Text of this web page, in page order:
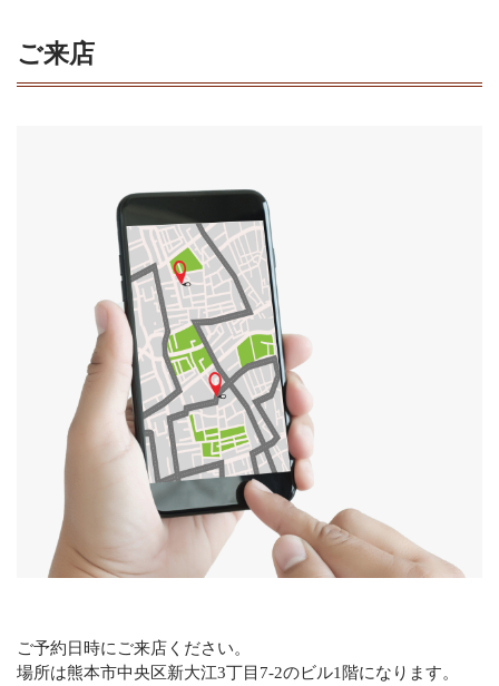
ご来店
ご予約日時にご来店ください。
場所は熊本市中央区新大江3丁目7-2のビル1階になります。